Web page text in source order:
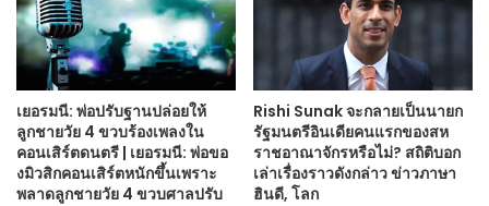
เยอรมนี: พ่อปรับฐานปล่อยให้
ลูกชายวัย 4 ขวบร้องเพลงใน
คอนเสิร์ตดนตรี | เยอรมนี: พ่อขอ
งมิวสิกคอนเสิร์ตหนักขึ้นเพราะ
พลาดลูกชายวัย 4 ขวบศาลปรับ
Rishi Sunak จะกลายเป็นนายก
รัฐมนตรีอินเดียคนแรกของสห
ราชอาณาจักรหรือไม่? สถิติบอก
เล่าเรื่องราวดังกล่าว ข่าวภาษา
ฮินดี, โลก